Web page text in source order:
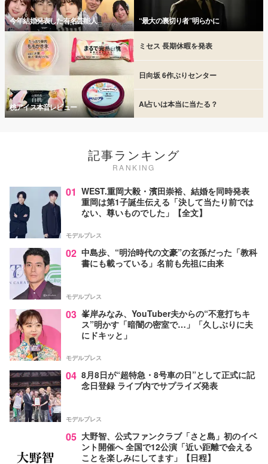
今年結婚発表した有名芸能人 “最大の裏切り者”明らかに
桃アイス本音レビュー
ミセス 長期休暇を発表
日向坂 6作ぶりセンター
AI占いは本当に当たる？
記事ランキング
RANKING
01 WEST.重岡大毅・濱田崇裕、結婚を同時発表
重岡は第1子誕生伝える「決して当たり前では
ない、尊いものでした」【全文】
モデルプレス
02 中島歩、“明治時代の文豪”の玄孫だった「教科
書にも載っている」名前も先祖に由来
モデルプレス
03 峯岸みなみ、YouTuber夫からの“不意打ちキ
ス”明かす「暗闇の密室で…」「久しぶりに夫
にドキッと」
モデルプレス
04 8月8日が“超特急・8号車の日”として正式に記
念日登録 ライブ内でサプライズ発表
モデルプレス
05 大野智、公式ファンクラブ「さと島」初のイベ
ント開催へ 全国で12公演「近い距離で会える
ことを楽しみにしてます」【日程】